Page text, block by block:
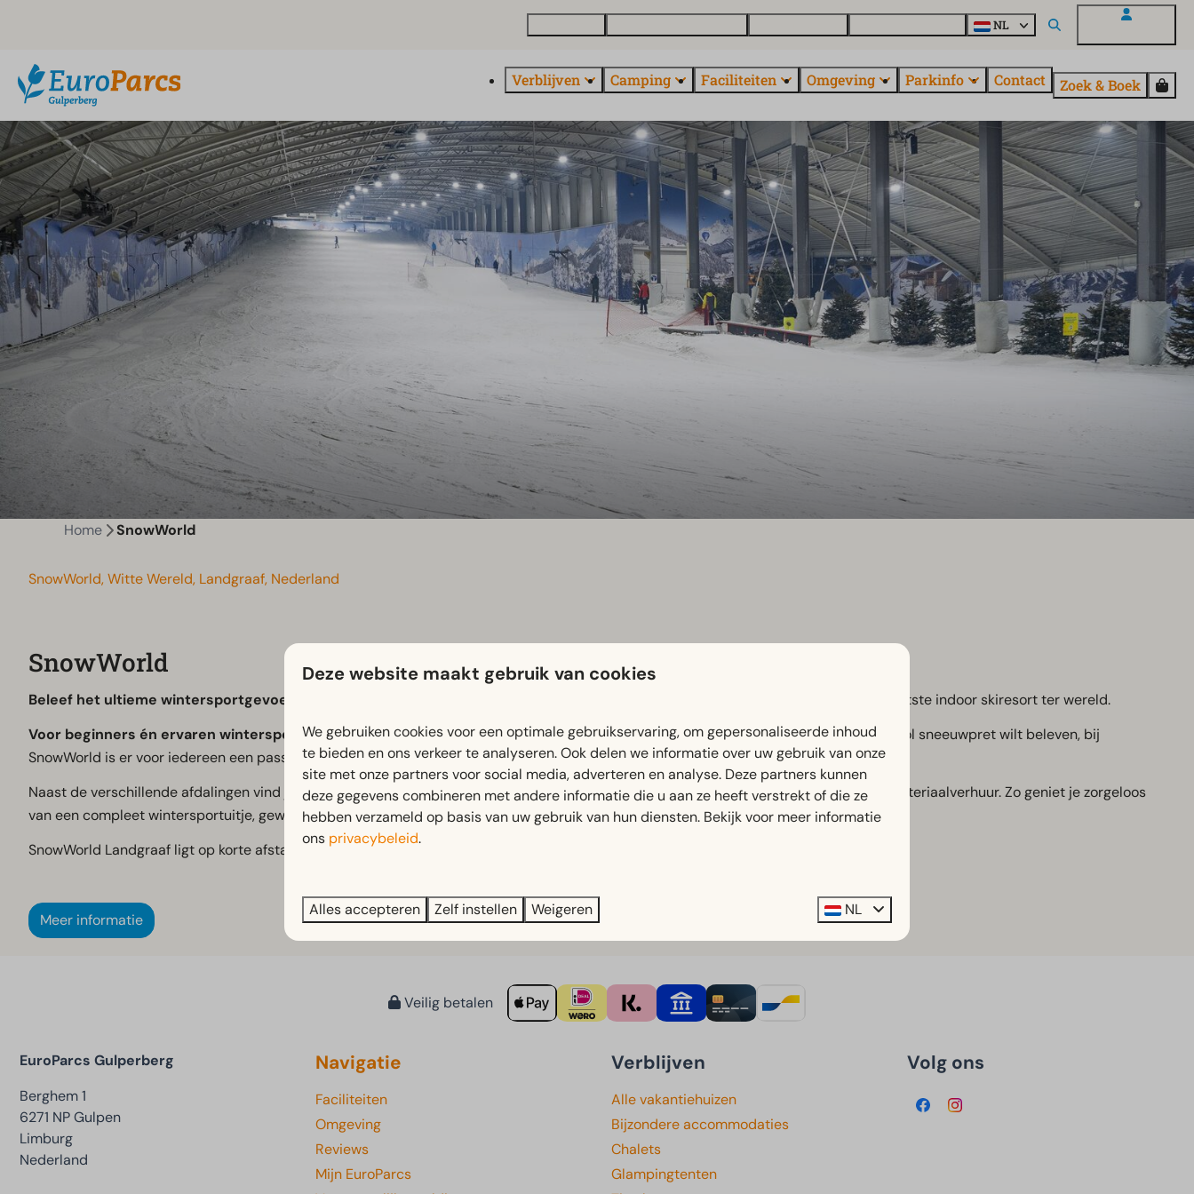
NL
Verblijven Camping Faciliteiten Omgeving Parkinfo Contact Zoek & Boek
Home SnowWorld
SnowWorld, Witte Wereld, Landgraaf, Nederland
SnowWorld
Beleef het ultieme wintersportgevoel, het hele jaar door.
Bij SnowWorld Landgraaf ski of snowboard je op echte sneeuw in het grootste indoor skiresort ter wereld.
Voor beginners én ervaren wintersporters.Of je nu voor het eerst op de ski's staat, je techniek wilt verbeteren of gewoon een dag vol sneeuwpret wilt beleven, bij
SnowWorld is er voor iedereen een passende piste.
Naast de verschillende afdalingen vind je er uitgebreide faciliteiten, gezellige horecagelegenheden en mogelijkheden voor lessen en materiaalverhuur. Zo geniet je zorgeloos
van een compleet wintersportuitje, gewoon in Zuid-Limburg.
SnowWorld Landgraaf ligt op korte afstand van EuroParcs Gulperberg en is een leuke activiteit voor jong en oud, ongeacht het seizoen.
Meer informatie
Veilig betalen
EuroParcs Gulperberg
Berghem 1
6271 NP Gulpen
Limburg
Nederland
Navigatie
Faciliteiten
Omgeving
Reviews
Mijn EuroParcs
Verblijven
Alle vakantiehuizen
Bijzondere accommodaties
Chalets
Glampingtenten
Volg ons
Deze website maakt gebruik van cookies
We gebruiken cookies voor een optimale gebruikservaring, om gepersonaliseerde inhoud
te bieden en ons verkeer te analyseren. Ook delen we informatie over uw gebruik van onze
site met onze partners voor social media, adverteren en analyse. Deze partners kunnen
deze gegevens combineren met andere informatie die u aan ze heeft verstrekt of die ze
hebben verzameld op basis van uw gebruik van hun diensten. Bekijk voor meer informatie
ons privacybeleid.
Alles accepteren Zelf instellen Weigeren NL